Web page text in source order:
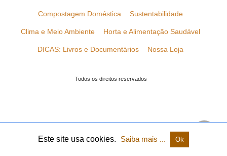
Compostagem Doméstica Sustentabilidade
Clima e Meio Ambiente Horta e Alimentação Saudável
DICAS: Livros e Documentários Nossa Loja
Todos os direitos reservados
Este site usa cookies. Saiba mais ... Ok